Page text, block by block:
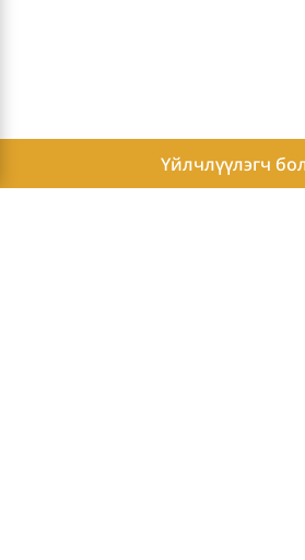
Үйлчлүүлэгч